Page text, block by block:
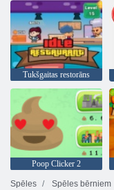
Tukšgaitas restorāns
Poop Clicker 2
Spēles
Spēles bērniem